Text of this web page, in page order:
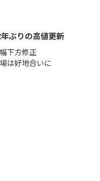
ぶりの高値更新
下方修正
は好地合いに